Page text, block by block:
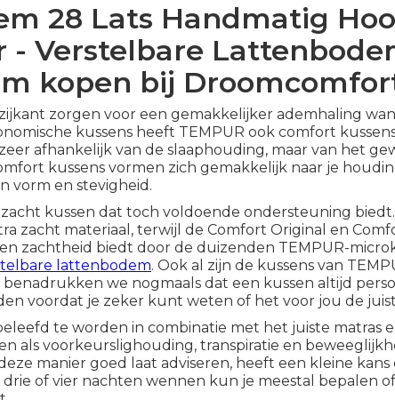
28 Lats Handmatig
- Verstelbare
kopen bij
zorgen voor een gemakkelijker ademhaling
kussens heeft TEMPUR ook comfort
afhankelijk van de slaaphouding, maar van het
kussens vormen zich gemakkelijk naar je
vorm en stevigheid.
zacht kussen dat toch voldoende ondersteuning
zacht materiaal, terwijl de Comfort Original en
zachtheid biedt door de duizenden TEMPUR-
lattenbodem. Ook al zijn de kussens van
we nogmaals dat een kussen altijd
voordat je zeker kunt weten of het voor jou de
te worden in combinatie met het juiste matras
als voorkeurslighouding, transpiratie en
manier goed laat adviseren, heeft een kleine
drie of vier nachten wennen kun je meestal bepalen